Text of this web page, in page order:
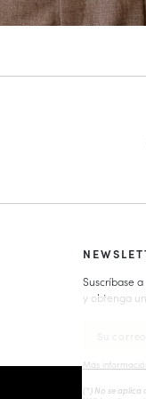
Suscríbase
y obtenga un
Más
(*) No se